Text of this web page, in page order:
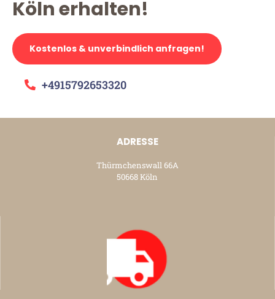
Köln erhalten!
Kostenlos & unverbindlich anfragen!
+4915792653320
ADRESSE
Thürmchenswall 66A
50668 Köln